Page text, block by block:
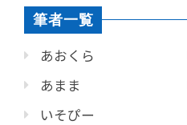
筆者一覧
あおくら
あまま
いそぴー